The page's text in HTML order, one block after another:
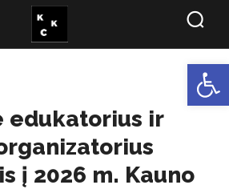
edukatorius ir
į 2026 m. Kauno